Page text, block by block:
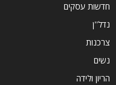
חדשות עסקים
נדל''ן
צרכנות
נשים
הריון ולידה